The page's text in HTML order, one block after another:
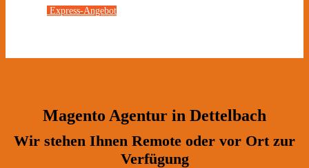
Express-Angebot
Magento Agentur in Dettelbach
Wir stehen Ihnen Remote oder vor Ort zur
Verfügung